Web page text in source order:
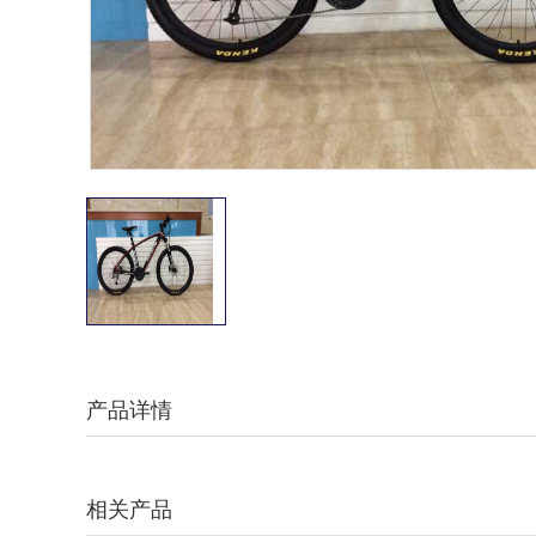
产品详情
相关产品